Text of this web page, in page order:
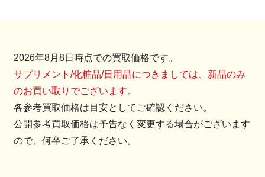
2026年8月8日時点での買取価格です。
サプリメント/化粧品/日用品につきましては、新品のみ
のお買い取りでございます。
各参考買取価格は目安としてご確認ください。
公開参考買取価格は予告なく変更する場合がございます
ので、何卒ご了承ください。